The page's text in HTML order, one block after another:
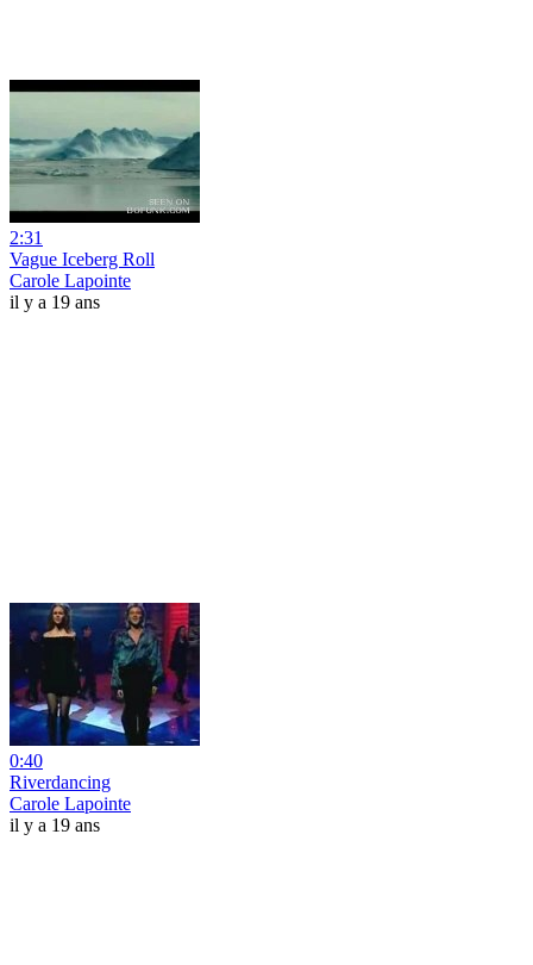
2:31
Vague Iceberg Roll
Carole Lapointe
il y a 19 ans
0:40
Riverdancing
Carole Lapointe
il y a 19 ans